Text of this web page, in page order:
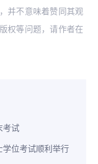
并不意味着赞同其观
权等问题，请作者在
考试
学位考试顺利举行